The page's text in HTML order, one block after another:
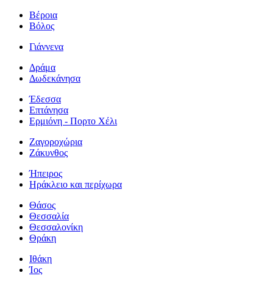
Βέροια
Βόλος
Γιάννενα
Δράμα
Δωδεκάνησα
Έδεσσα
Επτάνησα
Ερμιόνη - Πορτο Χέλι
Ζαγοροχώρια
Ζάκυνθος
Ήπειρος
Ηράκλειο και περίχωρα
Θάσος
Θεσσαλία
Θεσσαλονίκη
Θράκη
Ιθάκη
Ίος